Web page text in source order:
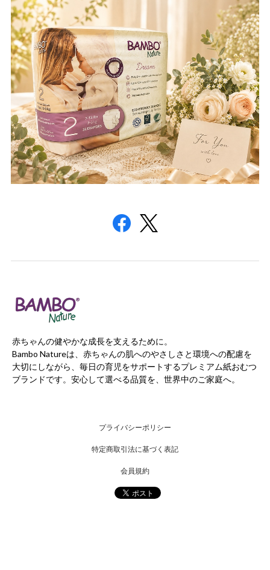
赤ちゃんの健やかな成長を支えるために。
Bambo Natureは、赤ちゃんの肌へのやさしさと環境への配慮を
大切にしながら、毎日の育児をサポートするプレミアム紙おむつ
ブランドです。安心して選べる品質を、世界中のご家庭へ。
プライバシーポリシー
特定商取引法に基づく表記
会員規約